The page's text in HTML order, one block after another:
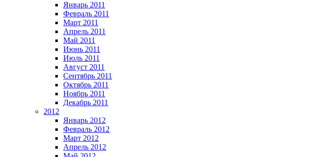
Январь 2011
Февраль 2011
Март 2011
Апрель 2011
Май 2011
Июнь 2011
Июль 2011
Август 2011
Сентябрь 2011
Октябрь 2011
Ноябрь 2011
Декабрь 2011
2012
Январь 2012
Февраль 2012
Март 2012
Апрель 2012